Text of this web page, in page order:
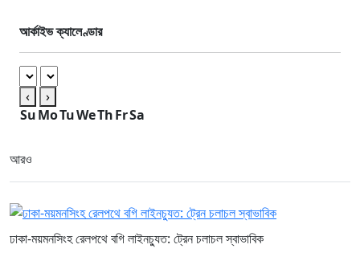
আর্কাইভ ক্যালেণ্ডার
‹
›
SuMoTuWeThFrSa
আরও
ঢাকা-ময়মনসিংহ রেলপথে বগি লাইনচ্যুত: ট্রেন চলাচল স্বাভাবিক